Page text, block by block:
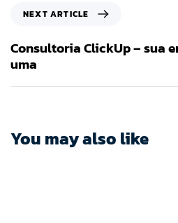
NEXT ARTICLE
Consultoria ClickUp – sua
uma
You may also like